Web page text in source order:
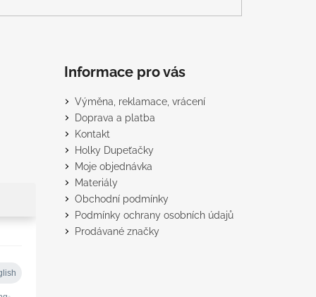
Informace pro vás
Výměna, reklamace, vrácení
Doprava a platba
Kontakt
Holky Dupeťačky
Moje objednávka
Materiály
Obchodní podmínky
Podmínky ochrany osobních údajů
Prodávané značky